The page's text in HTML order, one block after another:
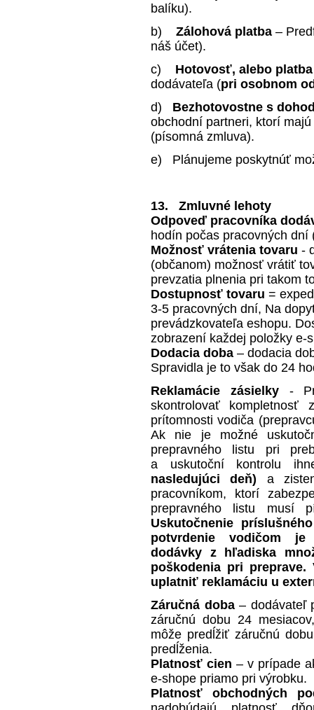
balíku).
b) Zálohová platba –
náš účet).
c)
Hotovosť, alebo
dodávateľa (pri osobnom
d) Bezhotovostne s
obchodní partneri, ktorí
(písomná zmluva).
e) Plánujeme poskytnúť
13. Zmluvné lehoty
Odpoveď pracovníka
hodín počas pracovných dní
Možnosť vrátenia tovaru -
(občanom) možnosť vrátiť
prevzatia plnenia pri takom
Dostupnosť tovaru =
3-5 pracovných dní, Na
prevádzkovateľa eshopu.
zobrazení každej položky e-
Dodacia doba – dodacia
Spravidla je to však do 24
Reklamácie zásielky- Pri
skontrolovať kompletnosť
prítomnosti vodiča
Ak nie je možné
prepravného listu pri
a uskutoční kontrolu
nasledujúci deň) a
pracovníkom, ktorí
prepravného listu musí
Uskutočnenie
potvrdenie vodičom je
dodávky z hľadiska
poškodenia pri
uplatniť reklamáciu u
Záručná doba– dodávateľ
záručnú dobu 24
môže predĺžiť záručnú
predĺženia.
Platnosť cien – v prípade
e-shope priamo pri výrobku.
Platnosť obchodných